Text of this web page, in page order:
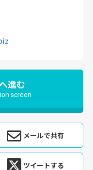
進む
screen
メールで共有
ツイートする